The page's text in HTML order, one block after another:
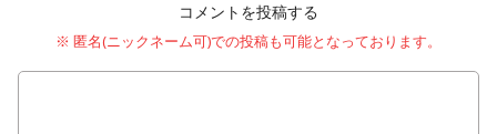
コメントを投稿する
※ 匿名(ニックネーム可)での投稿も可能となっております。